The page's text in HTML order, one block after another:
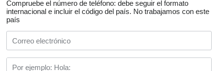
Compruebe el número de teléfono: debe seguir el formato
internacional e incluir el código del país. No trabajamos con este
país